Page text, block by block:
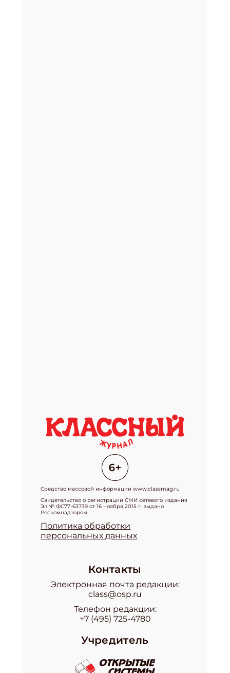
Средство массовой информации www.classmag.ru
Свидетельство о регистрации СМИ сетевого издания
Эл.№ ФС77-63739 от 16 ноября 2015 г. выдано
Роскомнадзором.
Политика обработки
персональных данных
Контакты
Электронная почта редакции:
class@osp.ru
Телефон редакции:
+7 (495) 725-4780
Учредитель